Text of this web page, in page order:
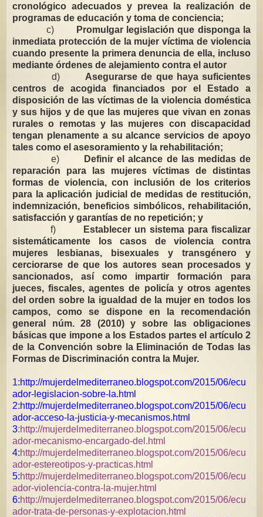
cronológico adecuados y prevea la realización de
programas de educación y toma de conciencia;
c) Promulgar legislación que disponga la
inmediata protección de la mujer víctima de violencia
cuando presente la primera denuncia de ella, incluso
mediante órdenes de alejamiento contra el autor
d) Asegurarse de que haya suficientes
centros de acogida financiados por el Estado a
disposición de las víctimas de la violencia doméstica
y sus hijos y de que las mujeres que vivan en zonas
rurales o remotas y las mujeres con discapacidad
tengan plenamente a su alcance servicios de apoyo
tales como el asesoramiento y la rehabilitación;
e)
Definir el alcance de las medidas de
reparación para las mujeres víctimas de distintas
formas de violencia, con inclusión de los criterios
para la aplicación judicial de medidas de restitución,
indemnización, beneficios simbólicos, rehabilitación,
satisfacción y garantías de no repetición; y
f) Establecer un sistema para fiscalizar
sistemáticamente los casos de violencia contra
mujeres lesbianas, bisexuales y transgénero y
cerciorarse de que los autores sean procesados y
sancionados, así como impartir formación para
jueces, fiscales, agentes de policía y otros agentes
del orden sobre la igualdad de la mujer en todos los
campos, como se dispone en la recomendación
general núm. 28 (2010) y sobre las obligaciones
básicas que impone a los Estados partes el artículo 2
de la Convención sobre la Eliminación de Todas las
Formas de Discriminación contra la Mujer.
1:http://mujerdelmediterraneo.blogspot.com/2015/06/ecu
ador-legislacion-sobre-la.html
2:http://mujerdelmediterraneo.blogspot.com/2015/06/ecu
ador-acceso-la-justicia-y-mecanismos.html
3:http://mujerdelmediterraneo.blogspot.com/2015/06/ecu
ador-mecanismo-encargado-del.html
4:http://mujerdelmediterraneo.blogspot.com/2015/06/ecu
ador-estereotipos-y-practicas.html
5:http://mujerdelmediterraneo.blogspot.com/2015/06/ecu
ador-violencia-contra-la-mujer.html
6:http://mujerdelmediterraneo.blogspot.com/2015/06/ecu
ador-trata-de-personas-y-explotacion.html